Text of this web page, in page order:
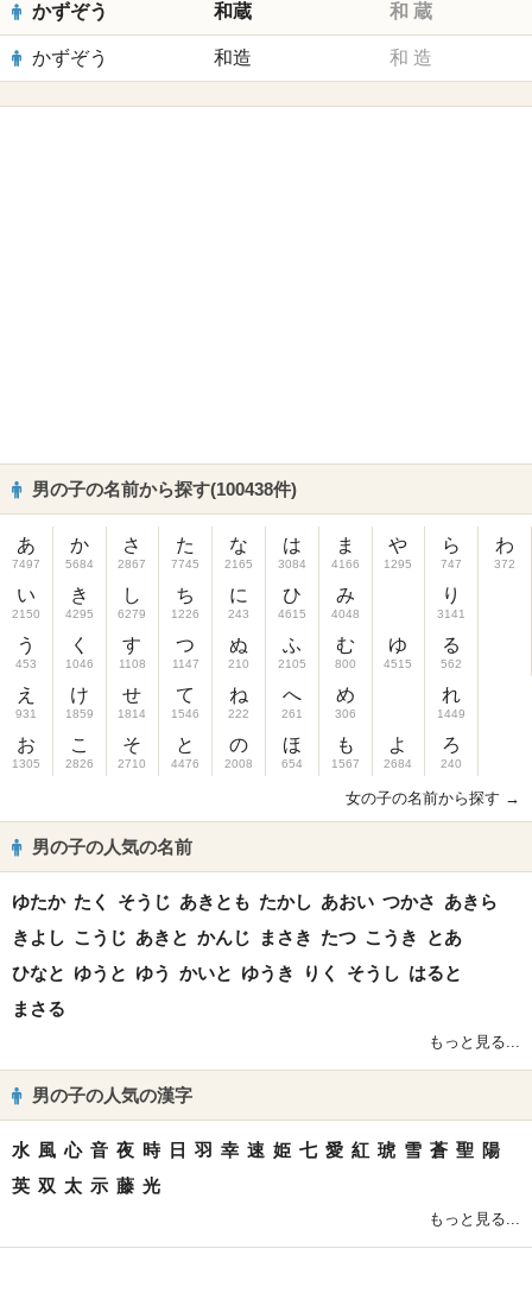
かずぞう 和蔵 和 蔵
かずぞう 和造 和 造
男の子の名前から探す(100438件)
あ
7497
い
2150
う
453
え
931
お
1305
か
5684
き
4295
く
1046
け
1859
こ
2826
さ
2867
し
6279
す
1108
せ
1814
そ
2710
た
7745
ち
1226
つ
1147
て
1546
と
4476
な
2165
に
243
ぬ
210
ね
222
の
2008
は
3084
ひ
4615
ふ
2105
へ
261
ほ
654
ま
4166
み
4048
む
800
め
306
も
1567
や
1295
ゆ
4515
よ
2684
ら
747
り
3141
る
562
れ
1449
ろ
240
わ
372
女の子の名前から探す →
男の子の人気の名前
ゆたか たく そうじ あきとも たかし あおい つかさ あきら
きよし こうじ あきと かんじ まさき たつ こうき
とあ
ひなと ゆうと ゆう かいと ゆうき りく そうし はると
まさる
もっと見る...
男の子の人気の漢字
水 風 心 音 夜 時 日 羽 幸 速 姫 七 愛 紅 琥 雪 蒼 聖 陽
英 双 太 示 藤 光
もっと見る...